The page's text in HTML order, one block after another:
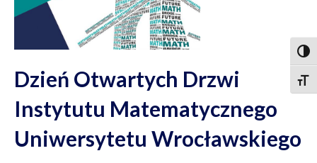
Dzień Otwartych Drzwi
Instytutu Matematycznego
Uniwersytetu Wrocławskiego